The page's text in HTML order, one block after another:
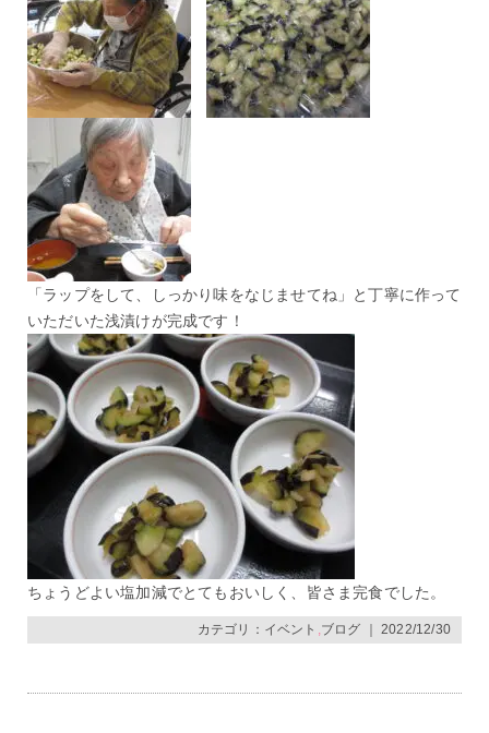
「ラップをして、しっかり味をなじませてね」と丁寧に作って
いただいた浅漬けが完成です！
ちょうどよい塩加減でとてもおいしく、皆さま完食でした。
カテゴリ： イベント ブログ ｜ 2022/12/30